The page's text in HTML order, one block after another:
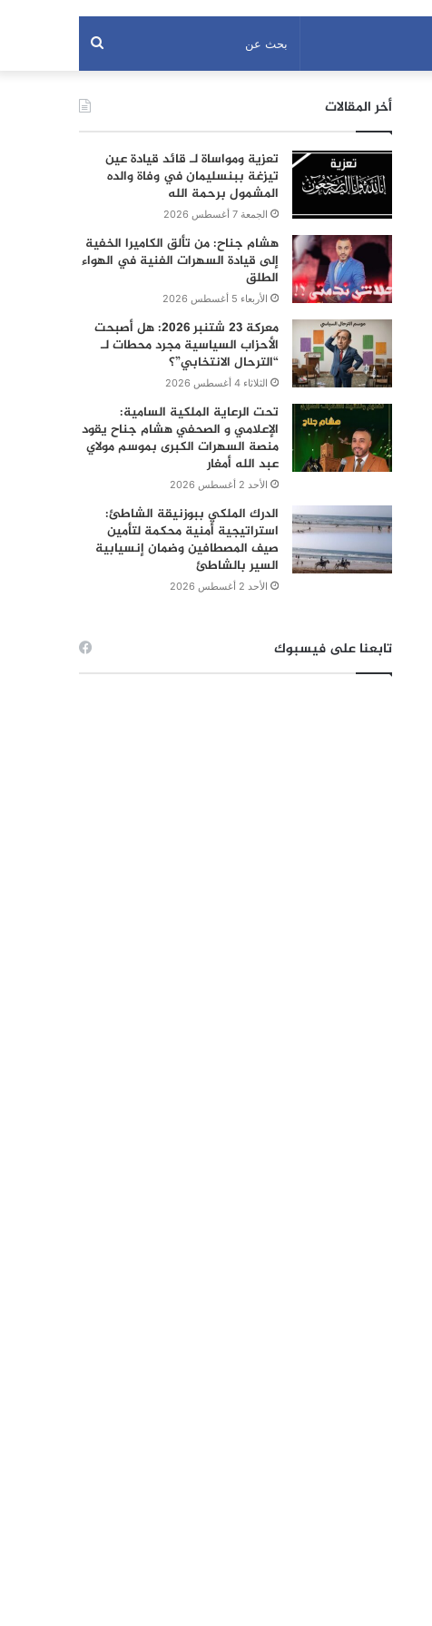
بحث
عن أخر المقالات
تعزية ومواساة لـ قائد قيادة عين
تيزغة ببنسليمان في وفاة والده
المشمول برحمة الله
الجمعة 7 أغسطس 2026
هشام جناح: من تألق الكاميرا الخفية
إلى قيادة السهرات الفنية في الهواء
الطلق
الأربعاء 5 أغسطس 2026
معركة 23 شتنبر 2026: هل أصبحت
الأحزاب السياسية مجرد محطات لـ
“الترحال الانتخابي”؟
الثلاثاء 4 أغسطس 2026
تحت الرعاية الملكية السامية:
الإعلامي و الصحفي هشام جناح يقود
منصة السهرات الكبرى بموسم مولاي
عبد الله أمغار
الأحد 2 أغسطس 2026
الدرك الملكي ببوزنيقة الشاطئ:
استراتيجية أمنية محكمة لتأمين
صيف المصطافين وضمان إنسيابية
السير بالشاطئ
الأحد 2 أغسطس 2026
تابعنا على فيسبوك